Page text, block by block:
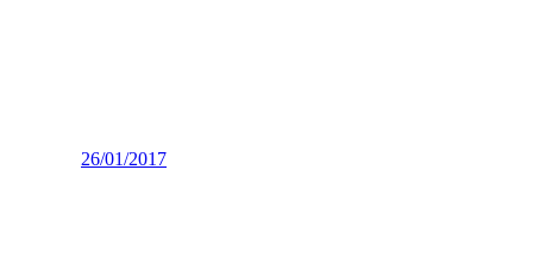
26/01/2017